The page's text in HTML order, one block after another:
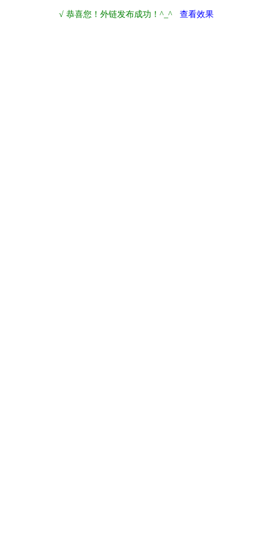
√ 恭喜您！外链发布成功！^_^ 查看效果